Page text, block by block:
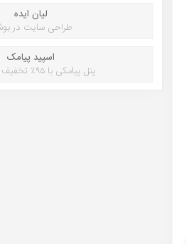
لیان ایده
طراحی سایت در
اسپید پیامک
پنل پیامکی با ۹۵٪ تخفیف خرید پنل